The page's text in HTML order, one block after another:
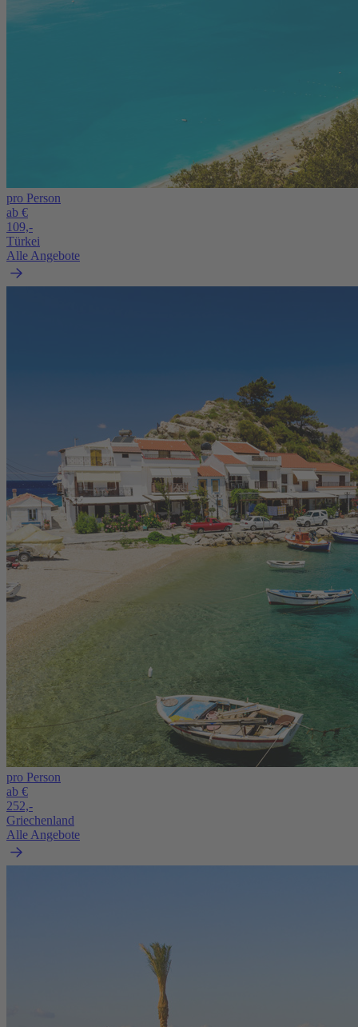
pro Person
ab €
109,-
Türkei
Alle Angebote
pro Person
ab €
252,-
Griechenland
Alle Angebote